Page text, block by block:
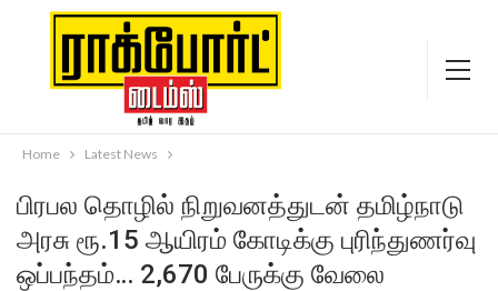
Home Latest News
பிரபல தொழில் நிறுவனத்துடன் தமிழ்நாடு
அரசு ரூ.15 ஆயிரம் கோடிக்கு புரிந்துணர்வு
ஒப்பந்தம்… 2,670 பேருக்கு வேலை